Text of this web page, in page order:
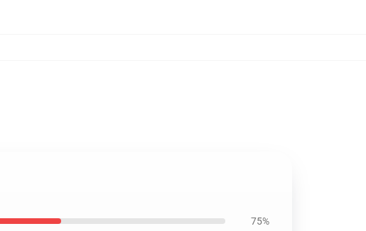
75%